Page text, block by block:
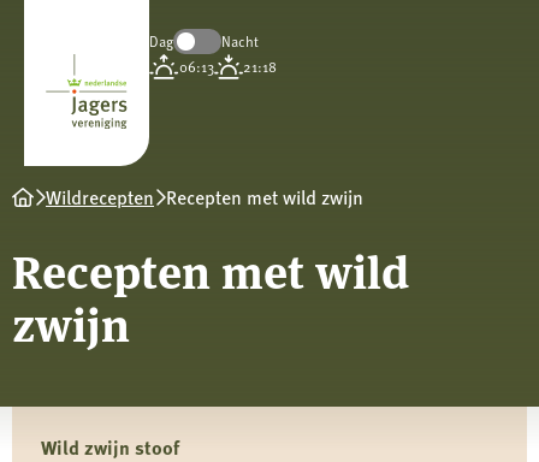
Koninklijke
Nederlandse
Jagersvereniging
Dag
Nacht
06:13
21:18
Wildrecepten Recepten met wild zwijn
Recepten met wild
zwijn
Wild zwijn stoof